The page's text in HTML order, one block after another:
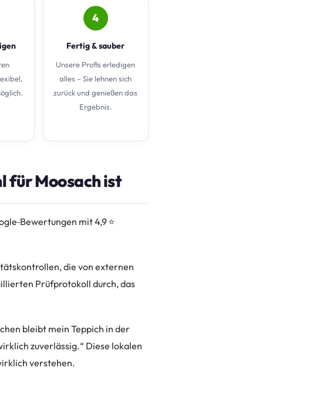
4
Fertig & sauber
Unsere Profis erledigen
alles – Sie lehnen sich
zurück und genießen das
Ergebnis.
für Moosach ist
mit 4,9 ⭐
die von externen
Prüfprotokoll durch, das
bleibt mein Teppich in der
zuverlässig.“ Diese lokalen
verstehen.